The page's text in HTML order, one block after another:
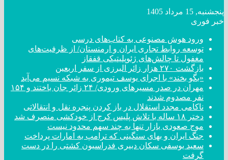
پنجشنبه, 15 مرداد 1405
خبر فوری
ورود هوش مصنوعی به کتاب‌های درسی
توسعه روابط تجاری ایران و ارمنستان/ از ظرفیت‌های
مغفول تا چالش‌های ژئوپلیتیکی قفقاز
بازگشت ۲۷۰ هزار زائر البرزی از سفر اربعین
«بگو بخند» با اجرای یوسف تیموری به شبکه نسیم می‌آید
مهران در صدر مسیر‌های ورودی/ ۲۴ زائر جان باختند و ۱۵۴
نفر مصدوم شدند
ناکامی مجدد استقلال در باز کردن پنجره نقل و انتقالاتی
دختر ‌۱۸‌ ‌ساله‌ با تلاش پلیس کرج از خودکشی منصرف شد
موج صعودی بازار تنها به چند سهم محدود نیست
جنگ ایران و بهای سنگینی که ترامپ به امارات پرداخت
سعید یوسفی سکان دبیری فدراسیون کشتی را در دست
گرفت